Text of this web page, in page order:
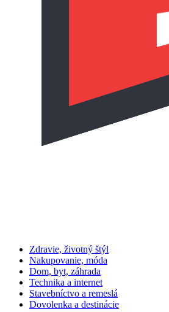
Zdravie, životný štýl
Nakupovanie, móda
Dom, byt, záhrada
Technika a internet
Stavebníctvo a remeslá
Dovolenka a destinácie